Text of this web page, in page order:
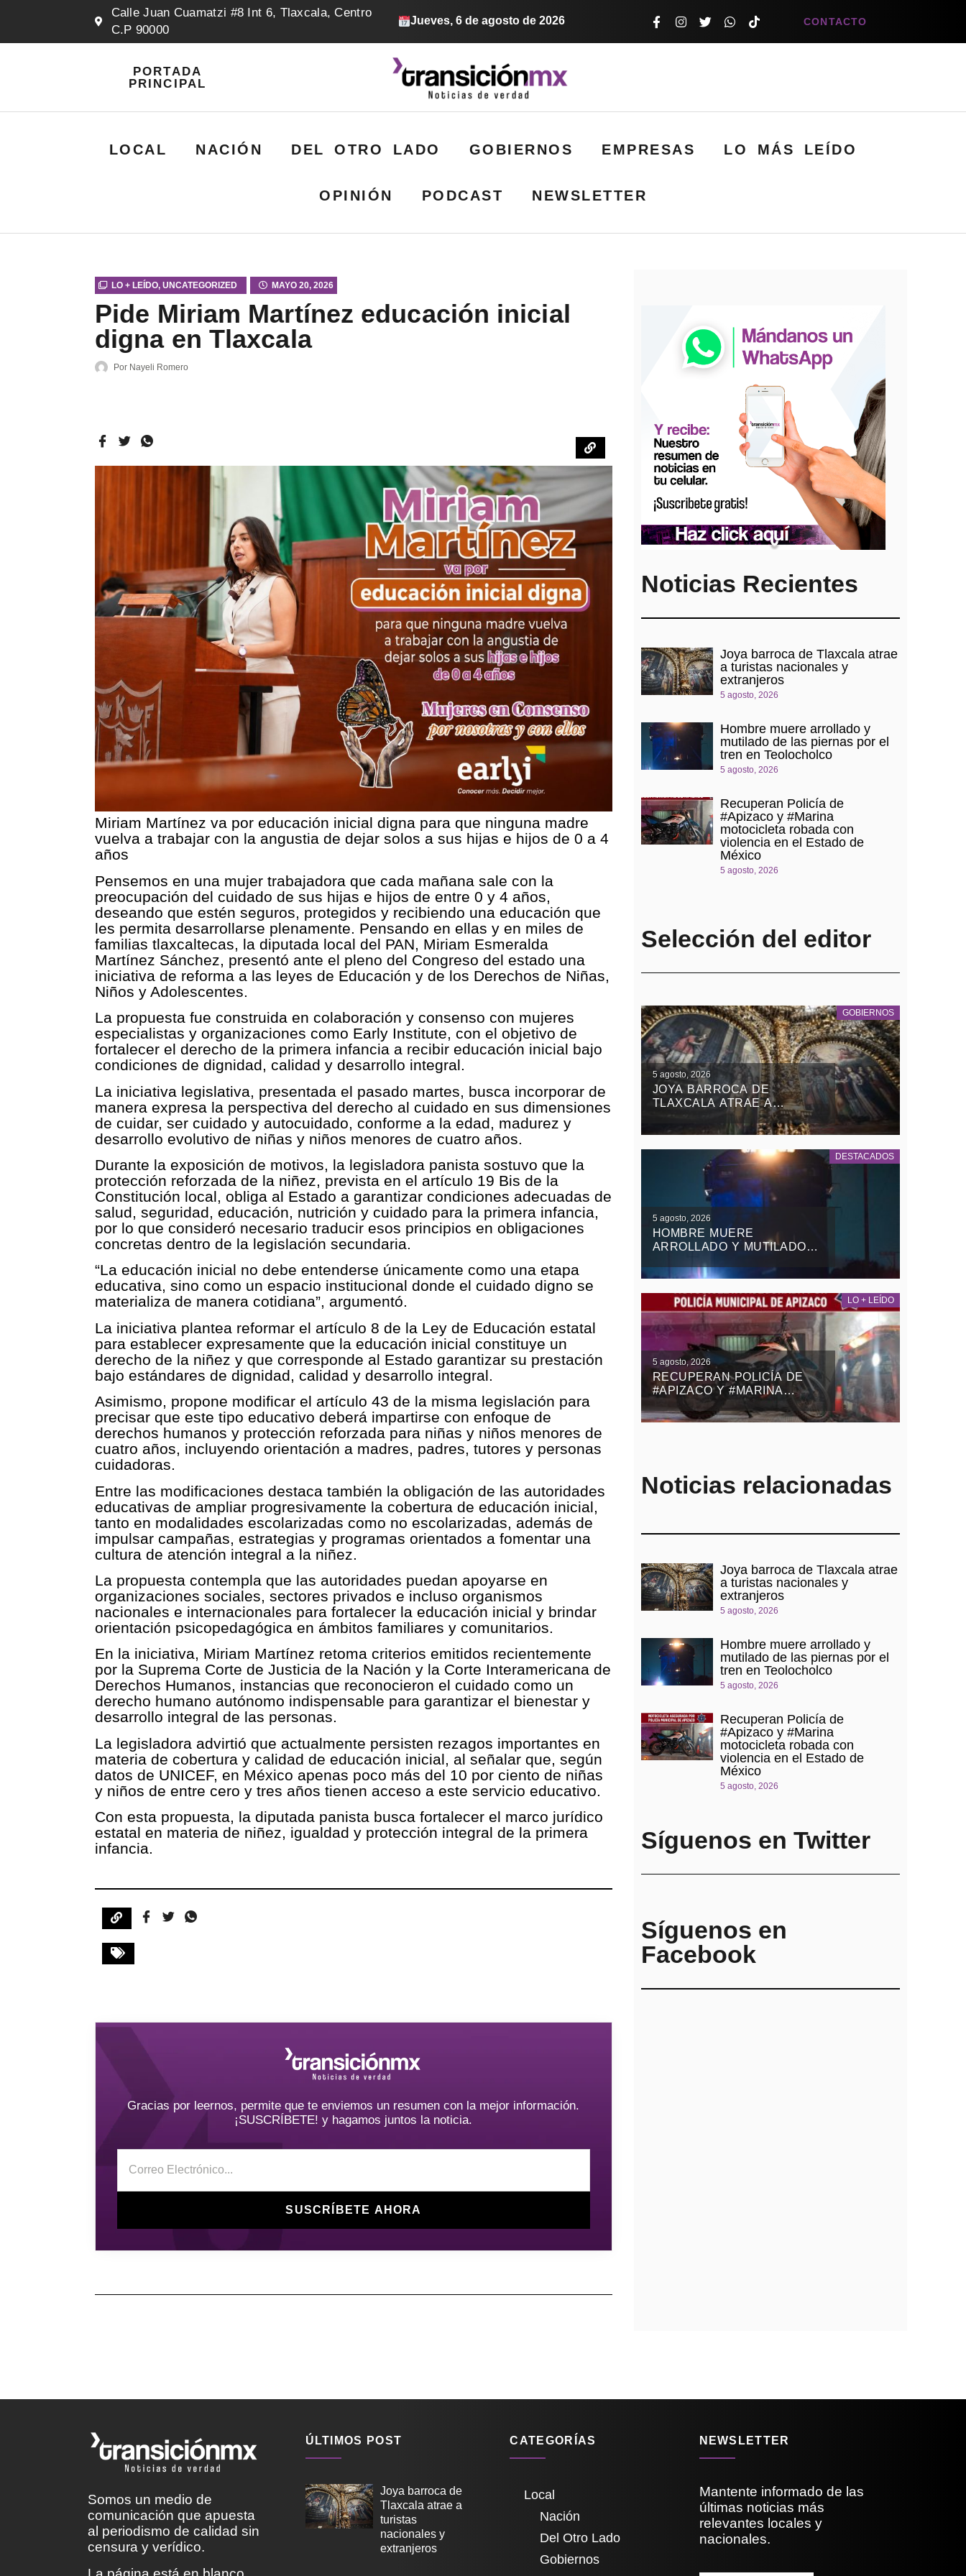
Calle Juan Cuamatzi #8 Int 6, Tlaxcala, Centro
C.P 90000
Jueves, 6 de agosto de 2026 CONTACTO
PORTADA
PRINCIPAL
LOCAL NACIÓN DEL OTRO LADO GOBIERNOS EMPRESAS LO MÁS LEÍDO
OPINIÓN PODCAST NEWSLETTER
LO + LEÍDO, UNCATEGORIZED MAYO 20, 2026
Pide Miriam Martínez educación inicial
digna en Tlaxcala
Por Nayeli Romero
Miriam Martínez va por educación inicial digna para que ninguna madre
vuelva a trabajar con la angustia de dejar solos a sus hijas e hijos de 0 a 4
años
Pensemos en una mujer trabajadora que cada mañana sale con la
preocupación del cuidado de sus hijas e hijos de entre 0 y 4 años,
deseando que estén seguros, protegidos y recibiendo una educación que
les permita desarrollarse plenamente. Pensando en ellas y en miles de
familias tlaxcaltecas, la diputada local del PAN, Miriam Esmeralda
Martínez Sánchez, presentó ante el pleno del Congreso del estado una
iniciativa de reforma a las leyes de Educación y de los Derechos de Niñas,
Niños y Adolescentes.
La propuesta fue construida en colaboración y consenso con mujeres
especialistas y organizaciones como Early Institute, con el objetivo de
fortalecer el derecho de la primera infancia a recibir educación inicial bajo
condiciones de dignidad, calidad y desarrollo integral.
La iniciativa legislativa, presentada el pasado martes, busca incorporar de
manera expresa la perspectiva del derecho al cuidado en sus dimensiones
de cuidar, ser cuidado y autocuidado, conforme a la edad, madurez y
desarrollo evolutivo de niñas y niños menores de cuatro años.
Durante la exposición de motivos, la legisladora panista sostuvo que la
protección reforzada de la niñez, prevista en el artículo 19 Bis de la
Constitución local, obliga al Estado a garantizar condiciones adecuadas de
salud, seguridad, educación, nutrición y cuidado para la primera infancia,
por lo que consideró necesario traducir esos principios en obligaciones
concretas dentro de la legislación secundaria.
“La educación inicial no debe entenderse únicamente como una etapa
educativa, sino como un espacio institucional donde el cuidado digno se
materializa de manera cotidiana”, argumentó.
La iniciativa plantea reformar el artículo 8 de la Ley de Educación estatal
para establecer expresamente que la educación inicial constituye un
derecho de la niñez y que corresponde al Estado garantizar su prestación
bajo estándares de dignidad, calidad y desarrollo integral.
Asimismo, propone modificar el artículo 43 de la misma legislación para
precisar que este tipo educativo deberá impartirse con enfoque de
derechos humanos y protección reforzada para niñas y niños menores de
cuatro años, incluyendo orientación a madres, padres, tutores y personas
cuidadoras.
Entre las modificaciones destaca también la obligación de las autoridades
educativas de ampliar progresivamente la cobertura de educación inicial,
tanto en modalidades escolarizadas como no escolarizadas, además de
impulsar campañas, estrategias y programas orientados a fomentar una
cultura de atención integral a la niñez.
La propuesta contempla que las autoridades puedan apoyarse en
organizaciones sociales, sectores privados e incluso organismos
nacionales e internacionales para fortalecer la educación inicial y brindar
orientación psicopedagógica en ámbitos familiares y comunitarios.
En la iniciativa, Miriam Martínez retoma criterios emitidos recientemente
por la Suprema Corte de Justicia de la Nación y la Corte Interamericana de
Derechos Humanos, instancias que reconocieron el cuidado como un
derecho humano autónomo indispensable para garantizar el bienestar y
desarrollo integral de las personas.
La legisladora advirtió que actualmente persisten rezagos importantes en
materia de cobertura y calidad de educación inicial, al señalar que, según
datos de UNICEF, en México apenas poco más del 10 por ciento de niñas
y niños de entre cero y tres años tienen acceso a este servicio educativo.
Con esta propuesta, la diputada panista busca fortalecer el marco jurídico
estatal en materia de niñez, igualdad y protección integral de la primera
infancia.
Gracias por leernos, permite que te enviemos un resumen con la mejor información.
¡SUSCRÍBETE! y hagamos juntos la noticia.
SUSCRÍBETE AHORA
Noticias Recientes
Joya barroca de Tlaxcala atrae
a turistas nacionales y
extranjeros
5 agosto, 2026
Hombre muere arrollado y
mutilado de las piernas por el
tren en Teolocholco
5 agosto, 2026
Recuperan Policía de
#Apizaco y #Marina
motocicleta robada con
violencia en el Estado de
México
5 agosto, 2026
Selección del editor
GOBIERNOS
5 agosto, 2026
JOYA BARROCA DE
TLAXCALA ATRAE A
TURISTAS NACIONALES Y
EXTRANJEROS
DESTACADOS
5 agosto, 2026
HOMBRE MUERE
ARROLLADO Y MUTILADO
TREN EN TEOLOCHOLCO
LO + LEÍDO
5 agosto, 2026
RECUPERAN POLICÍA DE
#APIZACO Y #MARINA
MOTOCICLETA ROBADA
CON VIOLENCIA EN EL
Noticias relacionadas
Joya barroca de Tlaxcala atrae
a turistas nacionales y
extranjeros
5 agosto, 2026
Hombre muere arrollado y
mutilado de las piernas por el
tren en Teolocholco
5 agosto, 2026
Recuperan Policía de
#Apizaco y #Marina
motocicleta robada con
violencia en el Estado de
México
5 agosto, 2026
Síguenos en Twitter
Síguenos en
Facebook
Somos un medio de
comunicación que apuesta
al periodismo de calidad sin
censura y verídico.
ÚLTIMOS POST
Joya barroca de
Tlaxcala atrae a
turistas
nacionales y
extranjeros
CATEGORÍAS
Local
Nación
Del Otro Lado
Gobiernos
NEWSLETTER
Mantente informado de las
últimas noticias más
relevantes locales y
nacionales.